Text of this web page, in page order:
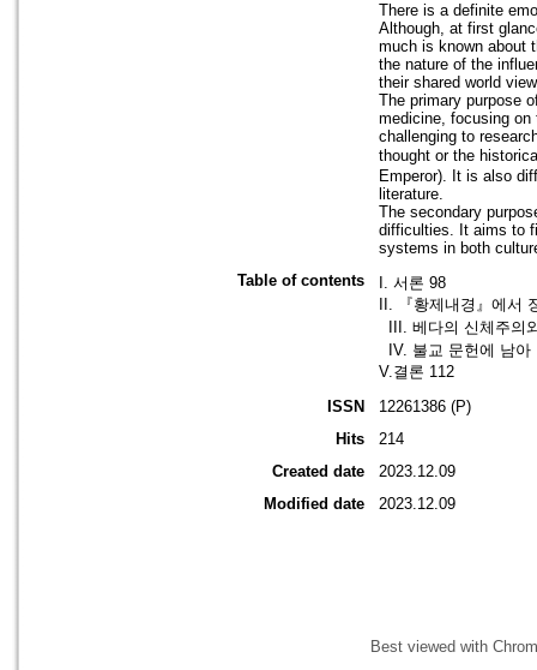
There is a definite
Although, at first
much is known about
the nature of the
their shared world
The primary purpose
medicine, focusing on
challenging to
thought or the
Emperor). It is also
literature.
The secondary
difficulties. It aims to
systems in both
Table of contents
I. 서론 98
II. 『황제내경』에서
III. 베다의 신체주의
IV. 불교 문헌에 남아
V.결론 112
ISSN
12261386 (P)
Hits
214
Created date
2023.12.09
Modified date
2023.12.09
Best viewed with